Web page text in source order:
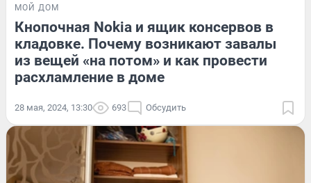
МОЙ ДОМ
Кнопочная Nokia и ящик консервов в
кладовке. Почему возникают завалы
из вещей «на потом» и как провести
расхламление в доме
28 мая, 2024, 13:30 693 Обсудить